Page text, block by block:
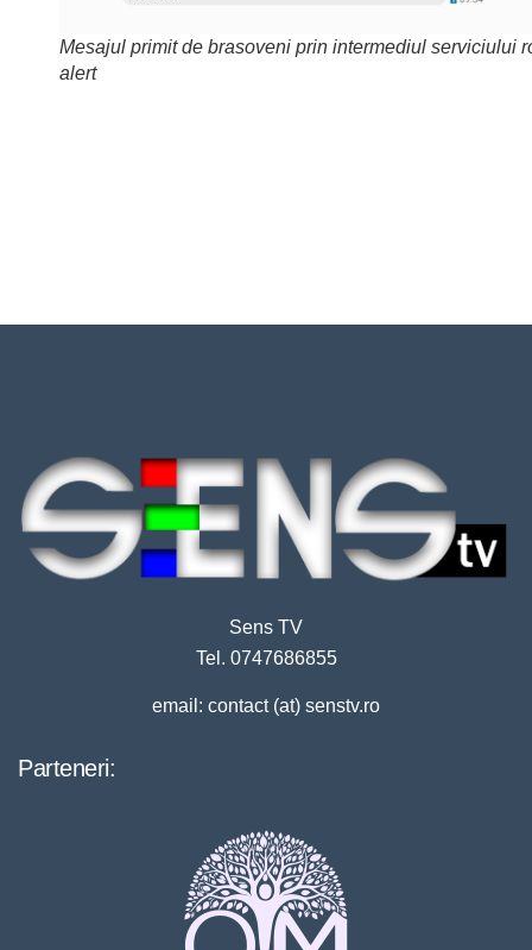
Mesajul primit de brasoveni prin intermediul serviciului
alert
Sens TV
Tel. 0747686855
email: contact (at) senstv.ro
Parteneri: